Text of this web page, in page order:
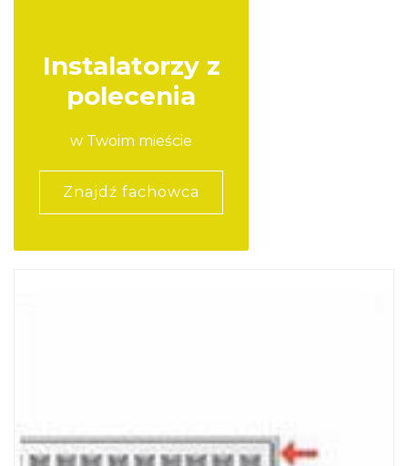
Instalatorzy z
polecenia
w Twoim mieście
Znajdź fachowca